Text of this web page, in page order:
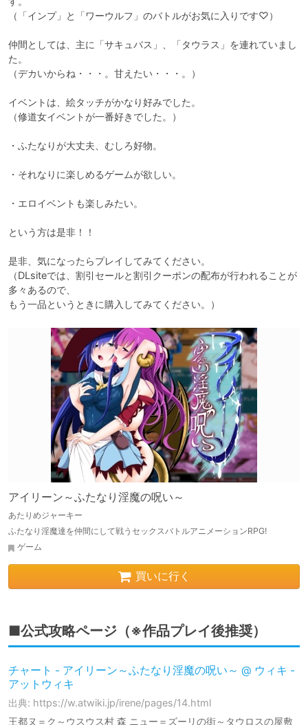
（「インプ」と「ワーウルフ」のバトルがお気に入りです♡）
仲間としては、主に「サキュバス」、「タウラス」を連れていまし
た。
（デカいからね・・・。甘えたい・・・。）
イベントは、絵タッチがかなり好みでした。
（修道女イベントが一番好きでした。）
・ふたなりが大丈夫、むしろ好物。
・それなりに楽しめるゲームが欲しい。
・エロイベントも楽しみたい。
という方は是非！！
是非、気になったらプレイしてみてください。
（DLsiteでは、割引セールと割引クーポンの配布が行われることが
多々あるので、
もう一品というときに購入してみてください。）
アイリーン～ふたなり淫魔の呪い～
あたりめジャーキー
ふたなり淫魔達を仲間にして戦うセックスバトルアニメーションRPG!
ゲーム
買いに行く
■公式攻略ページ（※作品プレイ後推奨）
チャート - アイリーン～ふたなり淫魔の呪い～ @ ウィキ -
アットウィキ
出典: https://w.atwiki.jp/irene/pages/14.html
王都ヌ＝ク～ウスウス村 森 ニュー＝ズーリの街～タウロスの屋敷